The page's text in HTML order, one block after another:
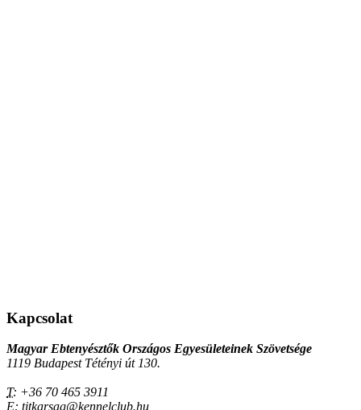
Kapcsolat
Magyar Ebtenyésztők Országos Egyesületeinek Szövetsége
1119 Budapest Tétényi út 130.
T: +36 70 465 3911
E: titkarsag@kennelclub.hu